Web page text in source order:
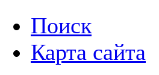
Поиск
Карта сайта